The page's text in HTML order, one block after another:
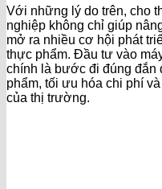
Với những lý do trên, cho
nghiệp không chỉ giúp
mở ra nhiều cơ hội phát
thực phẩm. Đầu tư vào
chính là bước đi đúng đắn
phẩm, tối ưu hóa chi phí
của thị trường.